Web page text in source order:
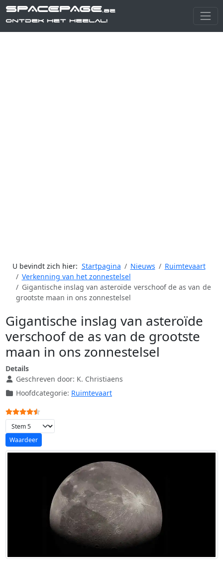
SPACEPAGE.be
Ontdek het heelal!
U bevindt zich hier: Startpagina Nieuws
Ruimtevaart
Verkenning van het zonnestelsel
Gigantische inslag van asteroïde verschoof de as van de
grootste maan in ons zonnestelsel
Gigantische inslag van asteroïde
verschoof de as van de grootste
maan in ons zonnestelsel
Details
Geschreven door: K. Christiaens
Hoofdcategorie: Ruimtevaart
Gebruikerswaardering:
Voeg waardering toe